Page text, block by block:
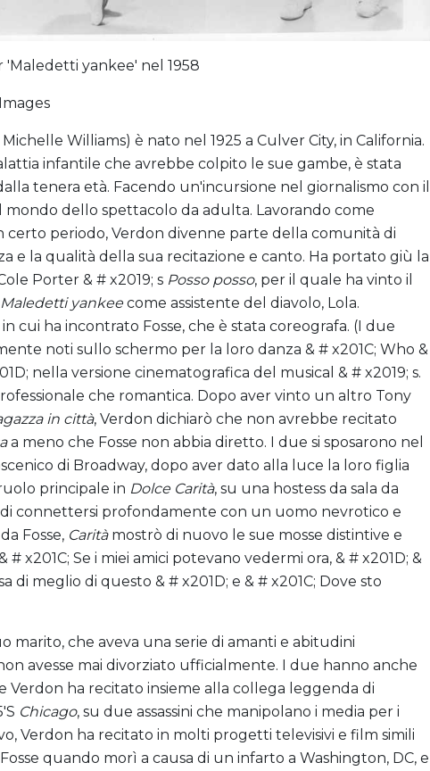
yankee' nel 1958
Williams) è nato nel 1925 a Culver City, in California.
infantile che avrebbe colpito le sue gambe, è stata
tenera età. Facendo un'incursione nel giornalismo con il
dello spettacolo da adulta. Lavorando come
certo periodo, Verdon divenne parte della comunità di
e la qualità della sua recitazione e canto. Ha portato giù la
Porter & # x2019; s Posso posso, per il quale ha vinto il
Maledetti yankeecome assistente del diavolo, Lola.
cui ha incontrato Fosse, che è stata coreografa. (I due
noti sullo schermo per la loro danza & # x201C; Who &
nella versione cinematografica del musical & # x2019; s.
che romantica. Dopo aver vinto un altro Tony
in città, Verdon dichiarò che non avrebbe recitato
a meno che Fosse non abbia diretto. I due si sposarono nel
di Broadway, dopo aver dato alla luce la loro figlia
principale in Dolce Carità, su una hostess da sala da
connettersi profondamente con un uomo nevrotico e
Fosse, Caritàmostrò di nuovo le sue mosse distintive e
# x201C; Se i miei amici potevano vedermi ora, & # x201D; &
di meglio di questo & # x201D; e & # x201C; Dove sto
marito, che aveva una serie di amanti e abitudini
avesse mai divorziato ufficialmente. I due hanno anche
Verdon ha recitato insieme alla collega leggenda di
Chicago, su due assassini che manipolano i media per i
Verdon ha recitato in molti progetti televisivi e film simili
quando morì a causa di un infarto a Washington, DC, e